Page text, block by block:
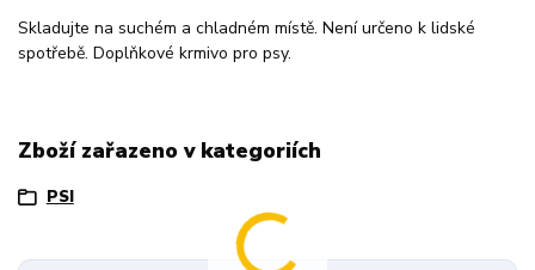
Skladujte na suchém a chladném místě. Není určeno k lidské
spotřebě. Doplňkové krmivo pro psy.
Zboží zařazeno v kategoriích
PSI